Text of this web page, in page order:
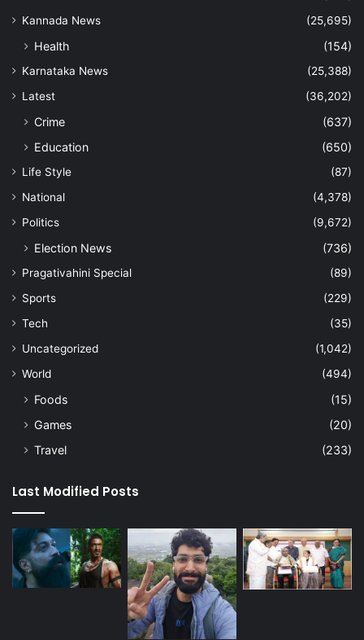
Kannada News
(25,695)
Health (154)
Karnataka News
(25,388)
Latest
(36,202)
Crime
(637)
Education
(650)
Life Style
(87)
National
(4,378)
Politics
(9,672)
Election News (736)
Pragativahini Special
(89)
Sports
(229)
Tech
(35)
Uncategorized
(1,042)
World
(494)
Foods
(15)
Games
(20)
Travel
(233)
Last Modified Posts